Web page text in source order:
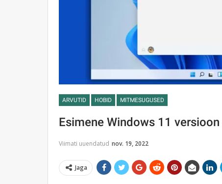
ARVUTID HOBID MITMESUGUSED
Esimene Windows 11
Viimati uuendatud nov. 19, 2022
Jaga